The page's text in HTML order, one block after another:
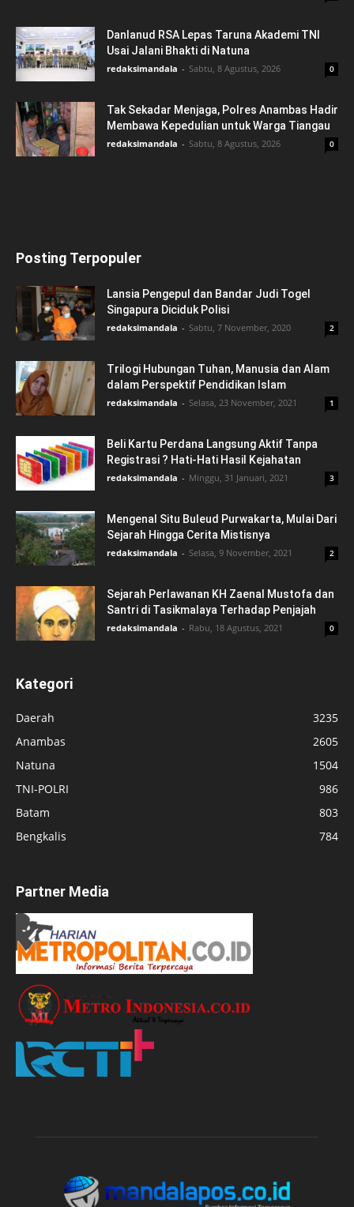
Danlanud RSA Lepas Taruna Akademi TNI
Usai Jalani Bhakti di Natuna
redaksimandala - Sabtu, 8 Agustus, 2026 0
Tak Sekadar Menjaga, Polres Anambas Hadir
Membawa Kepedulian untuk Warga Tiangau
redaksimandala - Sabtu, 8 Agustus, 2026 0
Posting Terpopuler
Lansia Pengepul dan Bandar Judi Togel
Singapura Diciduk Polisi
redaksimandala - Sabtu, 7 November, 2020 2
Trilogi Hubungan Tuhan, Manusia dan Alam
dalam Perspektif Pendidikan Islam
redaksimandala - Selasa, 23 November, 2021 1
Beli Kartu Perdana Langsung Aktif Tanpa
Registrasi ? Hati-Hati Hasil Kejahatan
redaksimandala - Minggu, 31 Januari, 2021 3
Mengenal Situ Buleud Purwakarta, Mulai Dari
Sejarah Hingga Cerita Mistisnya
redaksimandala - Selasa, 9 November, 2021 2
Sejarah Perlawanan KH Zaenal Mustofa dan
Santri di Tasikmalaya Terhadap Penjajah
redaksimandala - Rabu, 18 Agustus, 2021 0
Kategori
Daerah
3235
Anambas
2605
Natuna
1504
TNI-POLRI
986
Batam
803
Bengkalis
784
Partner Media